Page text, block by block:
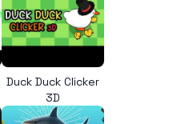
Duck Duck Clicker
3D